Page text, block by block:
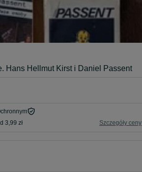
Hans Hellmut Kirst i Daniel Passent
3,99 zł Szczegóły ceny